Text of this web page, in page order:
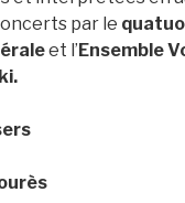
par le
et l’Ensemble